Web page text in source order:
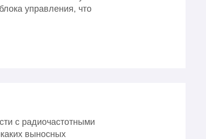
управления, что
с радиочастотными
выносных